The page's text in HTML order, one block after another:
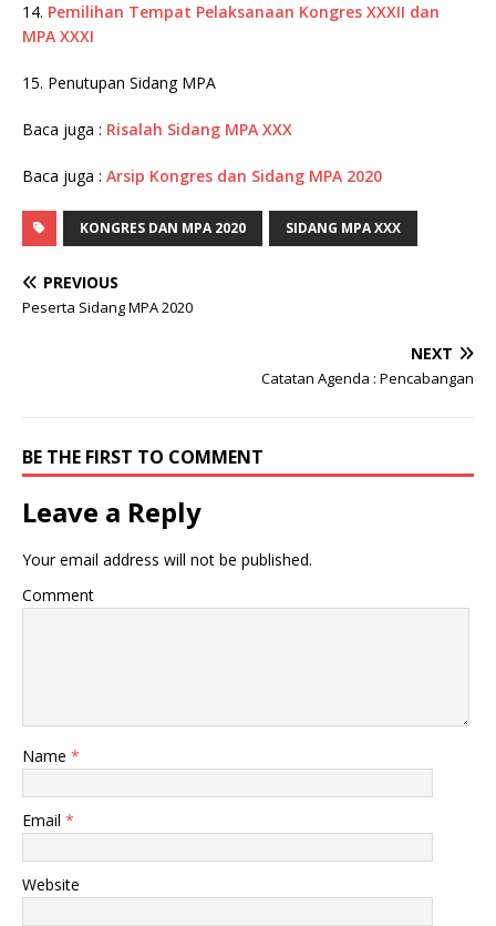
14. Pemilihan Tempat Pelaksanaan Kongres XXXII dan
MPA XXXI
15. Penutupan Sidang MPA
Baca juga : Risalah Sidang MPA XXX
Baca juga : Arsip Kongres dan Sidang MPA 2020
KONGRES DAN MPA 2020 SIDANG MPA XXX
PREVIOUS
Peserta Sidang MPA 2020
NEXT
Catatan Agenda : Pencabangan
BE THE FIRST TO COMMENT
Leave a Reply
Your email address will not be published.
Comment
Name *
Email *
Website